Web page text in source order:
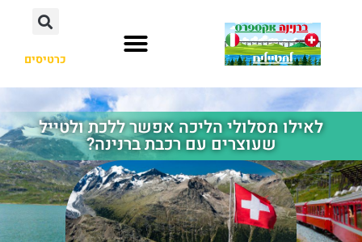
כרטיסים
לאילו מסלולי הליכה אפשר ללכת ולטייל
שעוצרים עם רכבת ברנינה?